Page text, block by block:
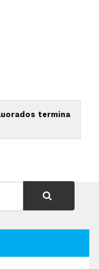
termina